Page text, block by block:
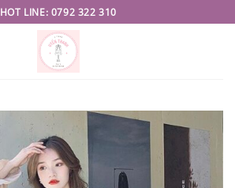
HOT LINE: 0792 322 310